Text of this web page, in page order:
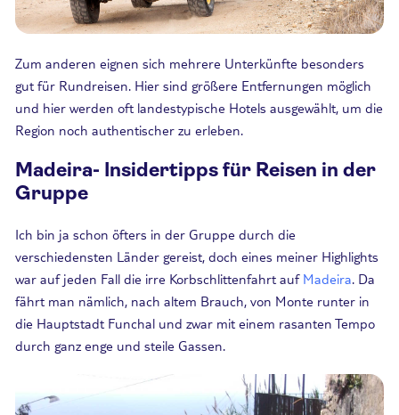
Zum anderen eignen sich mehrere Unterkünfte besonders
gut für Rundreisen. Hier sind größere Entfernungen möglich
und hier werden oft landestypische Hotels ausgewählt, um die
Region noch authentischer zu erleben.
Madeira- Insidertipps für Reisen in der
Gruppe
Ich bin ja schon öfters in der Gruppe durch die
verschiedensten Länder gereist, doch eines meiner Highlights
war auf jeden Fall die irre Korbschlittenfahrt auf Madeira. Da
fährt man nämlich, nach altem Brauch, von Monte runter in
die Hauptstadt Funchal und zwar mit einem rasanten Tempo
durch ganz enge und steile Gassen.